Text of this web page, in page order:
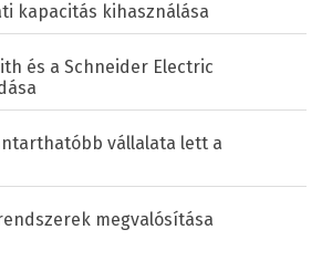
kapacitás kihasználása
és a Schneider Electric
vállalata lett a
megvalósítása